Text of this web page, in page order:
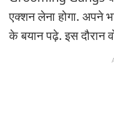
एक्शन लेना होगा. अपने
के बयान पढ़े. इस दौरान